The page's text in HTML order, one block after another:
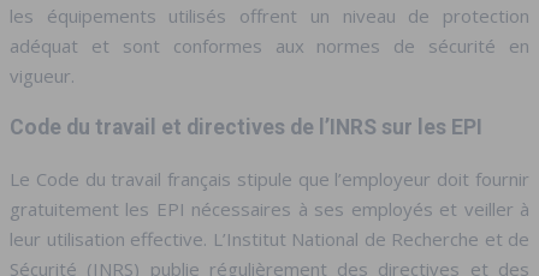
les équipements utilisés offrent un niveau de protection
adéquat et sont conformes aux normes de sécurité en
vigueur.
Code du travail et directives de l’INRS sur les EPI
Le Code du travail français stipule que l’employeur doit fournir
gratuitement les EPI nécessaires à ses employés et veiller à
leur utilisation effective. L’Institut National de Recherche et de
Sécurité (INRS) publie régulièrement des directives et des